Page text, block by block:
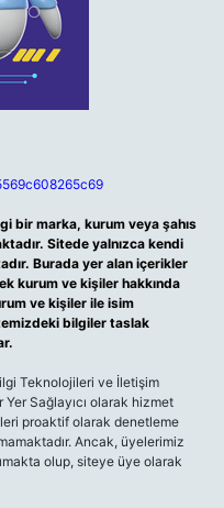
bir marka, kurum veya şahıs
Sitede yalnızca kendi
Burada yer alan içerikler
kurum ve kişiler hakkında
ve kişiler ile isim
bilgiler taslak
Teknolojileri ve İletişim
Yer Sağlayıcı olarak hizmet
proaktif olarak denetleme
Ancak, üyelerimiz
olup, siteye üye olarak